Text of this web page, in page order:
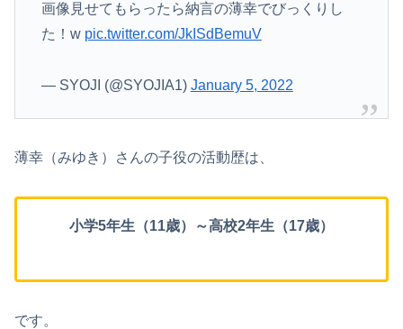
画像見せてもらったら納言の薄幸でびっくりし
た！w pic.twitter.com/JkISdBemuV
— SYOJI (@SYOJIA1) January 5, 2022
薄幸（みゆき）さんの子役の活動歴は、
小学5年生（11歳）～高校2年生（17歳）
です。